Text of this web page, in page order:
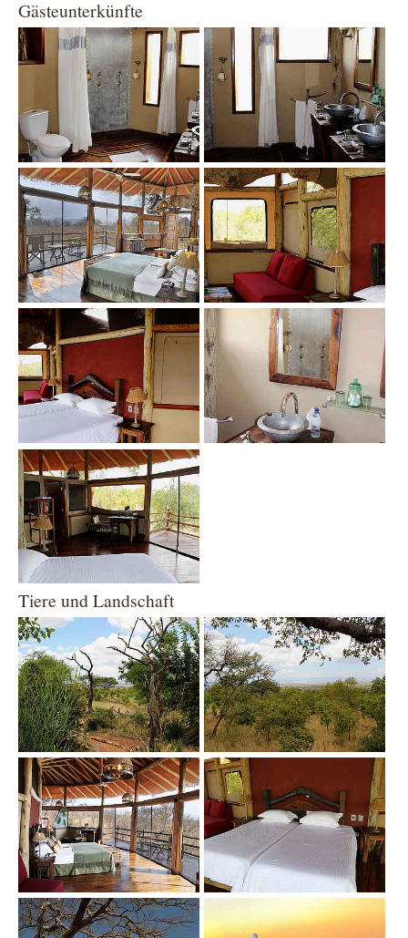
Gästeunterkünfte
Show larger version Show larger version
Show larger version Show larger version
Show larger version Show larger version
Show larger version
Tiere und Landschaft
Show larger version Show larger version
Show larger version Show larger version
Show larger version Show larger version